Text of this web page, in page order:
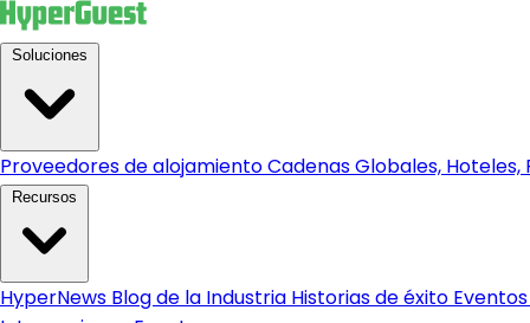
Proveedores de alojamientoCadenas Globales, Hoteles,
HyperNews Blog de la Industria Historias de éxito Eventos